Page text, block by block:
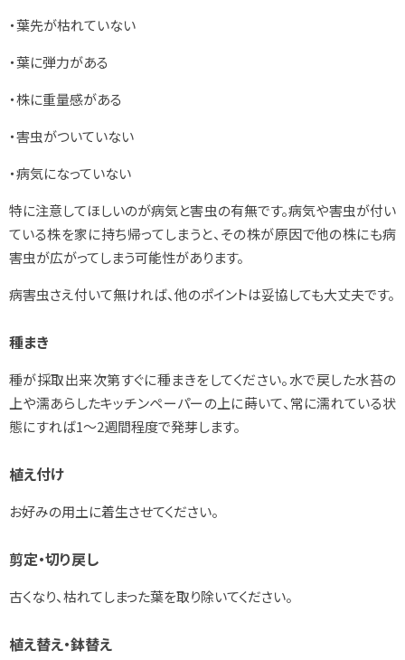
・葉先が枯れていない
・葉に弾力がある
・株に重量感がある
・害虫がついていない
・病気になっていない
特に注意してほしいのが病気と害虫の有無です。病気や害虫が付い
ている株を家に持ち帰ってしまうと、その株が原因で他の株にも病
害虫が広がってしまう可能性があります。
病害虫さえ付いて無ければ、他のポイントは妥協しても大丈夫です。
種まき
種が採取出来次第すぐに種まきをしてください。水で戻した水苔の
上や濡あらしたキッチンペーパーの上に蒔いて、常に濡れている状
態にすれば1～2週間程度で発芽します。
植え付け
お好みの用土に着生させてください。
剪定・切り戻し
古くなり、枯れてしまった葉を取り除いてください。
植え替え・鉢替え